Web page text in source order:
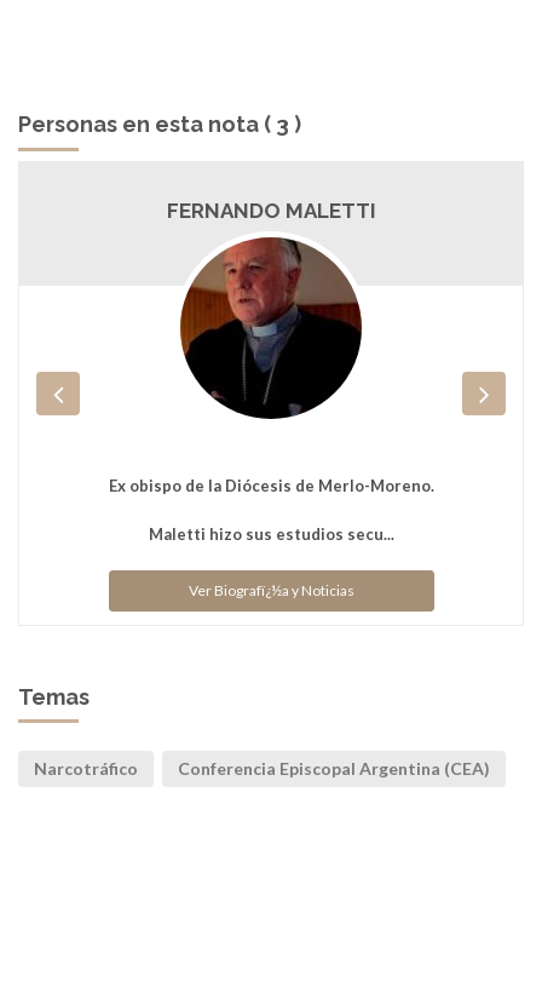
Personas en esta nota ( 3 )
FERNANDO MALETTI
Ex obispo de la Diócesis de Merlo-Moreno.
Maletti hizo sus estudios secu...
Ver Biografï¿½a y Noticias
Temas
Narcotráfico Conferencia Episcopal Argentina (CEA)